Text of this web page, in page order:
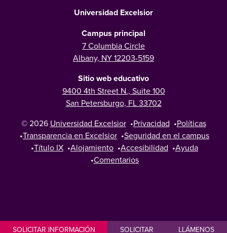
SOLICITAR INFORMACIÓN SOLICITAR LLÁMENOS
Universidad Excelsior
Campus principal
7 Columbia Circle
Albany, NY 12203-5159
Sitio web educativo
9400 4th Street N., Suite 100
San Petersburgo, FL 33702
© 2026 Universidad Excelsior •Privacidad •Políticas
•Transparencia en Excelsior •Seguridad en el campus
•Título IX •Alojamiento •Accesibilidad •Ayuda
•Comentarios